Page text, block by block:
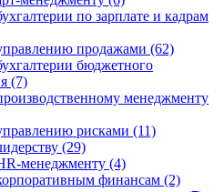
по зарплате и кадрам
продажами (62)
бюджетного
(7)
менеджменту
рисками (11)
(29)
менеджменту (4)
финансам (2)